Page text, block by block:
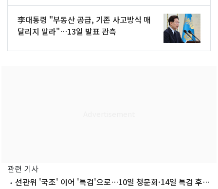
李대통령 "부동산 공급, 기존 사고방식 매
달리지 말라"…13일 발표 관측
관련 기사
선관위 '국조' 이어 '특검'으로…10일 청문회·14일 특검 후